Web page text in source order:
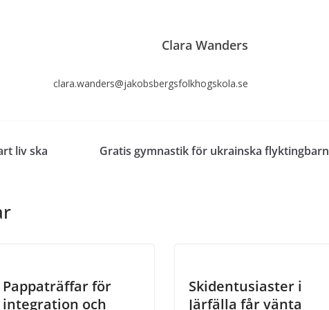
Clara Wanders
clara.wanders@jakobsbergsfolkhogskola.se
liv ska
Gratis gymnastik för ukrainska flyktingbarn
Pappaträffar för
integration och
Skidentusiaster i
Järfälla får vänta